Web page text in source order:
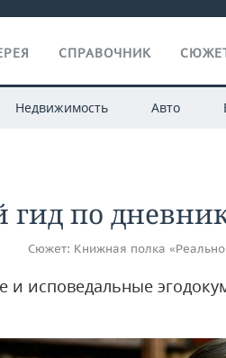
СПРАВОЧНИК
Недвижимость Авто
гид по
Сюжет: Книжная полка
и исповедальные